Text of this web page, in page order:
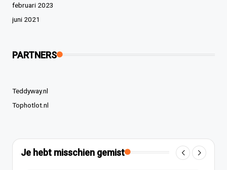
februari 2023
juni 2021
PARTNERS
Teddyway.nl
Tophotlot.nl
Je hebt misschien gemist